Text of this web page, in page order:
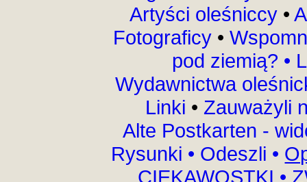
Artyści oleśniccy •
Fotograficy •
pod ziemią? •
Wydawnictwa
Linki • Zauważyli
Alte Postkarten -
Rysunki • Odeszli •
CIEKAWOSTKI •